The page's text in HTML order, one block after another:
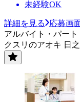
未経験OK
詳細を見る
応募画
アルバイト・パート
クスリのアオキ 日